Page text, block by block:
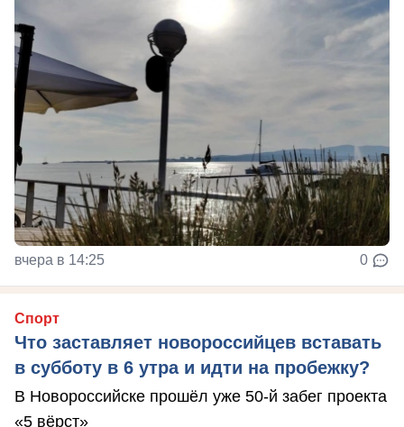
вчера в 14:25 0
Спорт
Что заставляет новороссийцев вставать
в субботу в 6 утра и идти на пробежку?
В Новороссийске прошёл уже 50-й забег проекта
«5 вёрст»